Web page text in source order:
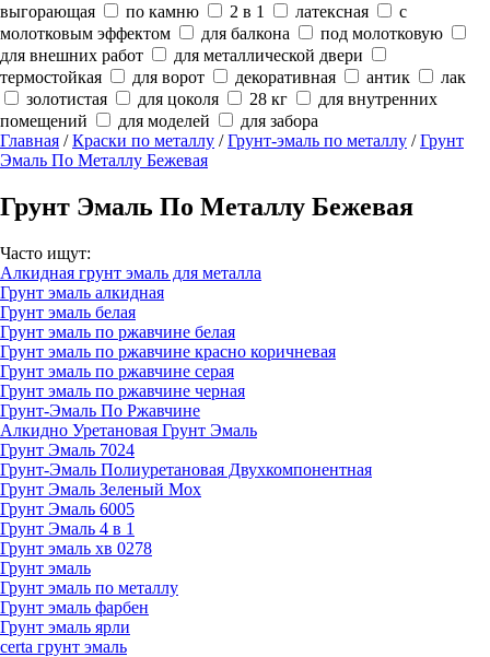
выгорающая
по камню 2 в 1 латексная
с
молотковым эффектом
для балкона
под молотковую
для внешних работ
для металлической двери
термостойкая
для ворот декоративная антик
лак
золотистая
для цоколя 28 кг
для внутренних
помещений
для моделей
для забора
Главная /Краски по металлу /Грунт-эмаль по металлу /Грунт
Эмаль По Металлу Бежевая
Грунт Эмаль По Металлу Бежевая
Часто ищут:
Алкидная грунт эмаль для металла
Грунт эмаль алкидная
Грунт эмаль белая
Грунт эмаль по ржавчине белая
Грунт эмаль по ржавчине красно коричневая
Грунт эмаль по ржавчине серая
Грунт эмаль по ржавчине черная
Грунт-Эмаль По Ржавчине
Алкидно Уретановая Грунт Эмаль
Грунт Эмаль 7024
Грунт-Эмаль Полиуретановая Двухкомпонентная
Грунт Эмаль Зеленый Мох
Грунт Эмаль 6005
Грунт Эмаль 4 в 1
Грунт эмаль хв 0278
Грунт эмаль
Грунт эмаль по металлу
Грунт эмаль фарбен
Грунт эмаль ярли
certa грунт эмаль